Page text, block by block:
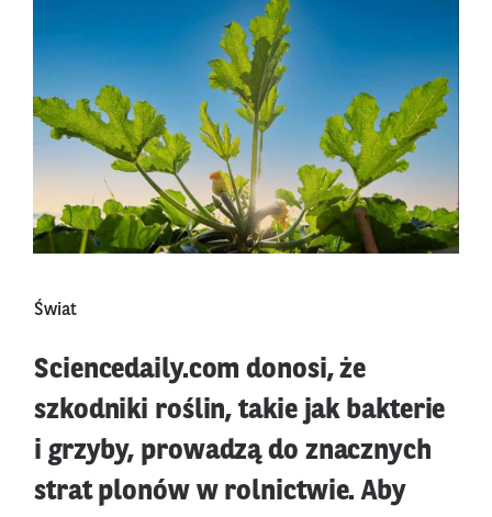
Świat
Sciencedaily.com donosi, że
szkodniki roślin, takie jak bakterie
i grzyby, prowadzą do znacznych
strat plonów w rolnictwie. Aby